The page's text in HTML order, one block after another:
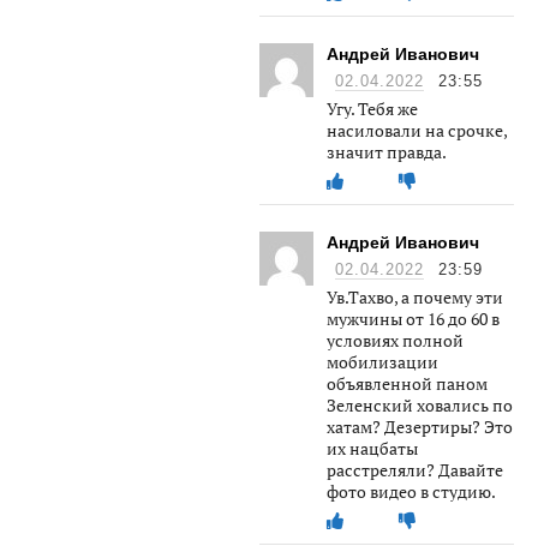
Андрей Иванович
02.04.2022 23:55
Угу. Тебя же
насиловали на срочке,
значит правда.
Андрей Иванович
02.04.2022 23:59
Ув.Тахво, а почему эти
мужчины от 16 до 60 в
условиях полной
мобилизации
объявленной паном
Зеленский ховались по
хатам? Дезертиры? Это
их нацбаты
расстреляли? Давайте
фото видео в студию.